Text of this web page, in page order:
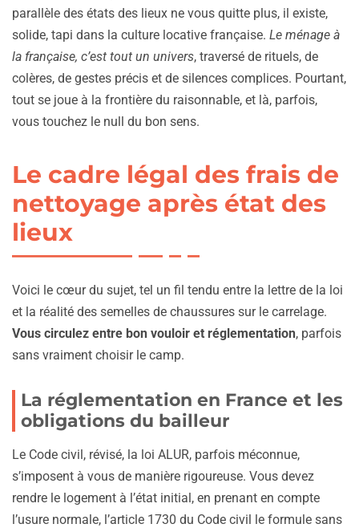
parallèle des états des lieux ne vous quitte plus, il existe,
solide, tapi dans la culture locative française. Le ménage à
la française, c’est tout un univers, traversé de rituels, de
colères, de gestes précis et de silences complices. Pourtant,
tout se joue à la frontière du raisonnable, et là, parfois,
vous touchez le null du bon sens.
Le cadre légal des frais de
nettoyage après état des
lieux
Voici le cœur du sujet, tel un fil tendu entre la lettre de la loi
et la réalité des semelles de chaussures sur le carrelage.
Vous circulez entre bon vouloir et réglementation, parfois
sans vraiment choisir le camp.
La réglementation en France et les
obligations du bailleur
Le Code civil, révisé, la loi ALUR, parfois méconnue,
s’imposent à vous de manière rigoureuse. Vous devez
rendre le logement à l’état initial, en prenant en compte
l’usure normale, l’article 1730 du Code civil le formule sans